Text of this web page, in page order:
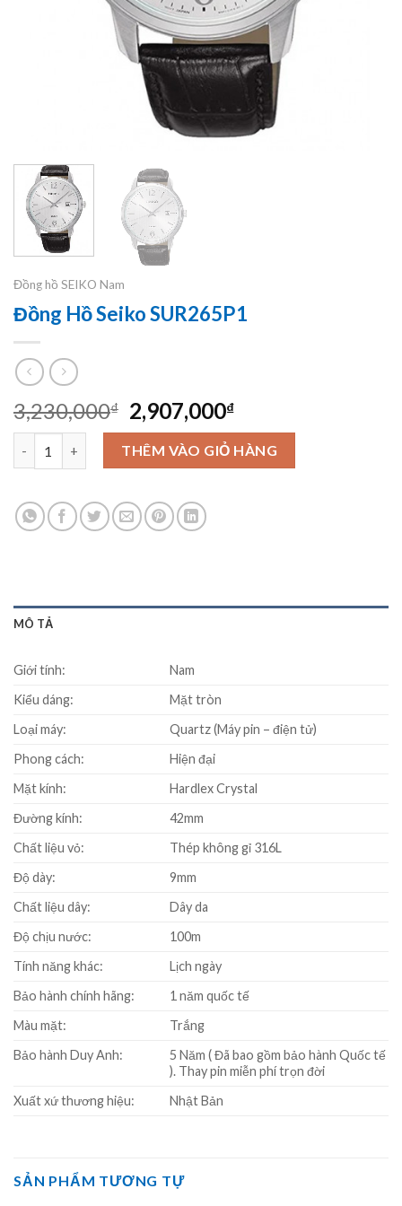
Đồng hồ SEIKO Nam
Đồng Hồ Seiko SUR265P1
3,230,000₫ Original
price
was:
3,230,000₫.
2,907,000₫Current
price
is:
2,907,000₫.
Đồng Hồ Seiko SUR265P1 số lượng
THÊM VÀO GIỎ HÀNG
MÔ TẢ
Giới tính:
Nam
Kiểu dáng:
Mặt tròn
Loại máy:
Quartz (Máy pin – điện tử)
Phong cách:
Hiện đại
Mặt kính:
Hardlex Crystal
Đường kính:
42mm
Chất liệu vỏ:
Thép không gỉ 316L
Độ dày:
9mm
Chất liệu dây:
Dây da
Độ chịu nước:
100m
Tính năng khác:
Lịch ngày
Bảo hành chính hãng:
1 năm quốc tế
Màu mặt:
Trắng
Bảo hành Duy Anh:
5 Năm ( Đã bao gồm bảo hành Quốc tế
). Thay pin miễn phí trọn đời
Xuất xứ thương hiệu:
Nhật Bản
SẢN PHẨM TƯƠNG TỰ